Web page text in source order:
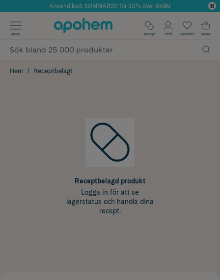
Årets Butik 2025 inom Skönhet
Använd kod: SOMMAR20 för 20% över 649kr
✓ Fri frakt
✓ Poäng på alla köp*
Meny Recept Profil Favoriter Kassa
Hem Receptbelagt
Receptbelagd produkt
Logga in för att se
lagerstatus och handla dina
recept.